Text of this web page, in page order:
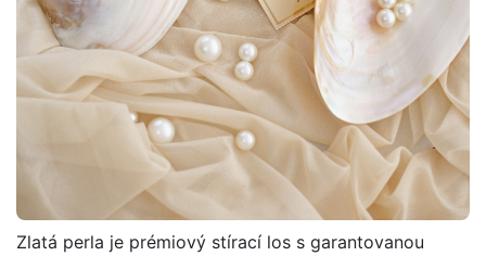
Zlatá perla je prémiový stírací los s garantovanou